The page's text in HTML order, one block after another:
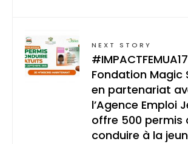
NEXT STORY
Fondation Magic
en partenariat
l’Agence Emploi
offre 500 permis
conduire à la